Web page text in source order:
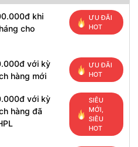
khi
cho
ƯU ĐÃI
HOT
với kỳ
hàng mới
ƯU ĐÃI
HOT
với kỳ
hàng đã
SIÊU
MỚI,
SIÊU
HOT